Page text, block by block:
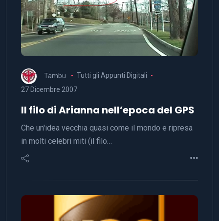
Tambu
Tutti gli Appunti Digitali
27 Dicembre 2007
Il filo di Arianna nell’epoca del GPS
Che un'idea vecchia quasi come il mondo e ripresa
in molti celebri miti (il filo…